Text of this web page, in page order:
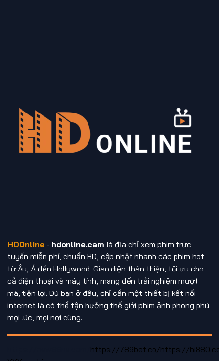
HDOnline - hdonline.cam là địa chỉ xem phim trực
tuyến miễn phí, chuẩn HD, cập nhật nhanh các phim hot
từ Âu, Á đến Hollywood. Giao diện thân thiện, tối ưu cho
cả điện thoại và máy tính, mang đến trải nghiệm mượt
mà, tiện lợi. Dù bạn ở đâu, chỉ cần một thiết bị kết nối
internet là có thể tận hưởng thế giới phim ảnh phong phú
mọi lúc, mọi nơi cùng.
https://789bet.co/https://